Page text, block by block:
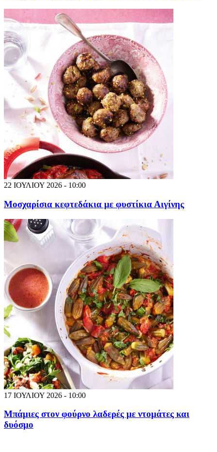
22 ΙΟΥΛΙΟΥ 2026 - 10:00
Μοσχαρίσια κεφτεδάκια με φυστίκια Αιγίνης
17 ΙΟΥΛΙΟΥ 2026 - 10:00
Μπάμιες στον φούρνο λαδερές με ντομάτες και
δυόσμο